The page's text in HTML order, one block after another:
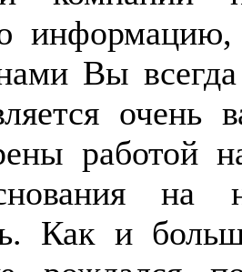
информацию,
Вы
очень
работой
на
Как и